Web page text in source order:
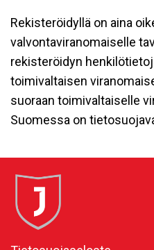
Rekisteröidyllä on aina
valvontaviranomaiselle
rekisteröidyn
toimivaltaisen
suoraan toimivaltaiselle
Suomessa on